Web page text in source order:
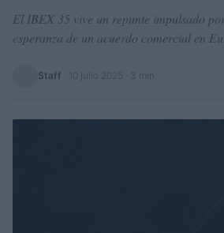
El IBEX 35 vive un repunte impulsado
esperanza de un acuerdo comercial en
Staff 10 julio 2025 · 3 min